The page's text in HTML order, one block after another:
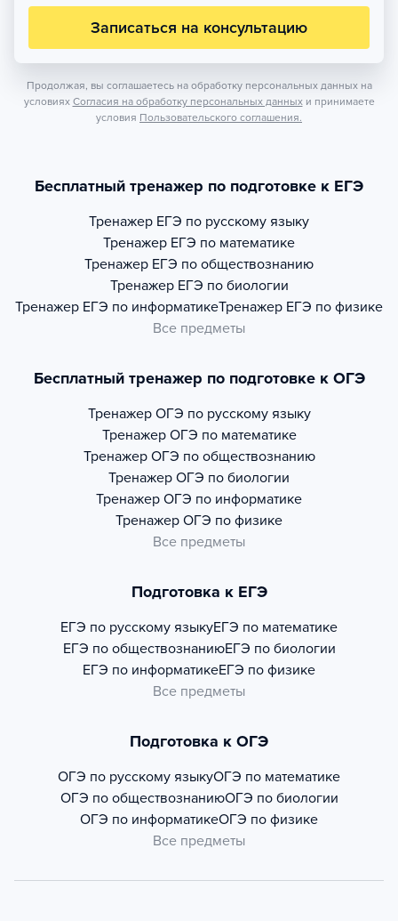
Записаться на консультацию
Продолжая, вы соглашаетесь на обработку персональных данных на
условиях Согласия на обработку персональных данных и принимаете
условия Пользовательского соглашения.
Бесплатный тренажер по подготовке к ЕГЭ
Тренажер ЕГЭ по русскому языку
Тренажер ЕГЭ по математике
Тренажер ЕГЭ по обществознанию
Тренажер ЕГЭ по биологии
Тренажер ЕГЭ по информатикеТренажер ЕГЭ по физике
Все предметы
Бесплатный тренажер по подготовке к ОГЭ
Тренажер ОГЭ по русскому языку
Тренажер ОГЭ по математике
Тренажер ОГЭ по обществознанию
Тренажер ОГЭ по биологии
Тренажер ОГЭ по информатике
Тренажер ОГЭ по физике
Все предметы
Подготовка к ЕГЭ
ЕГЭ по русскому языкуЕГЭ по математике
ЕГЭ по обществознаниюЕГЭ по биологии
ЕГЭ по информатикеЕГЭ по физике
Все предметы
Подготовка к ОГЭ
ОГЭ по русскому языкуОГЭ по математике
ОГЭ по обществознаниюОГЭ по биологии
ОГЭ по информатикеОГЭ по физике
Все предметы